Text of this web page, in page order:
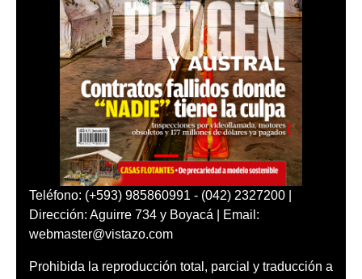
Teléfono: (+593) 985860991 - (042) 2327200 |
Dirección: Aguirre 734 y Boyacá | Email:
webmaster@vistazo.com
Prohibida la reproducción total, parcial y traducción a